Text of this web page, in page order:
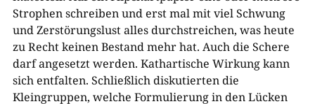
Strophen schreiben und erst mal mit viel Schwung
und Zerstörungslust alles durchstreichen, was heute
zu Recht keinen Bestand mehr hat. Auch die Schere
darf angesetzt werden. Kathartische Wirkung kann
sich entfalten. Schließlich diskutierten die
Kleingruppen, welche Formulierung in den Lücken